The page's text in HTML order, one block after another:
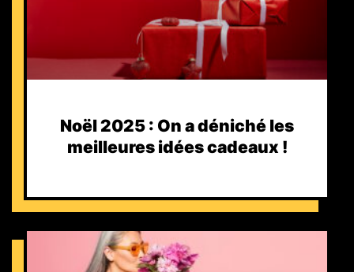
Noël 2025 : On a déniché les
meilleures idées cadeaux !